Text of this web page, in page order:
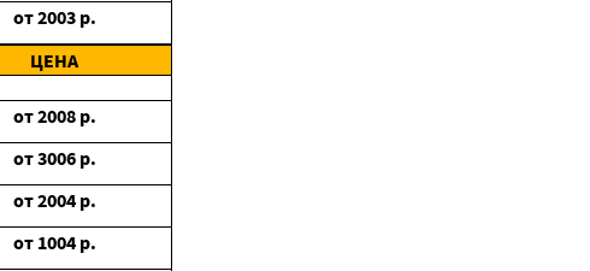
от2003 р.
ЦЕНА
от2008 р.
от3006 р.
от2004 р.
от 1004 р.